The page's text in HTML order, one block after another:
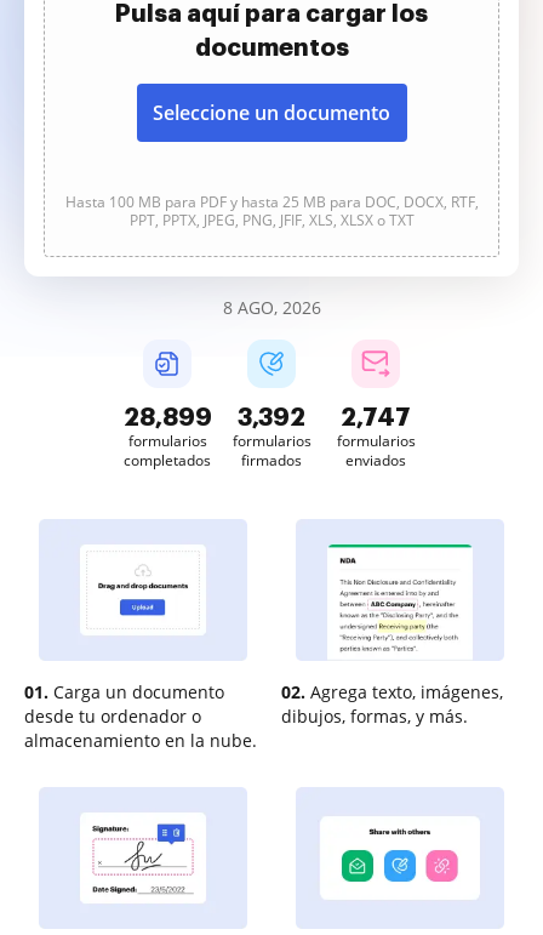
Pulsa aquí para cargar los
documentos
Seleccione un documento
Hasta 100 MB para PDF y hasta 25 MB para DOC, DOCX, RTF,
PPT, PPTX, JPEG, PNG, JFIF, XLS, XLSX o TXT
8 AGO, 2026
28,899
formularios
completados
3,392
formularios
firmados
2,747
formularios
enviados
01. Carga un documento
desde tu ordenador o
almacenamiento en la nube.
02. Agrega texto, imágenes,
dibujos, formas, y más.